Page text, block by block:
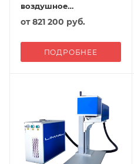
воздушное
охлаждение
от821 200 руб.
ПОДРОБНЕЕ